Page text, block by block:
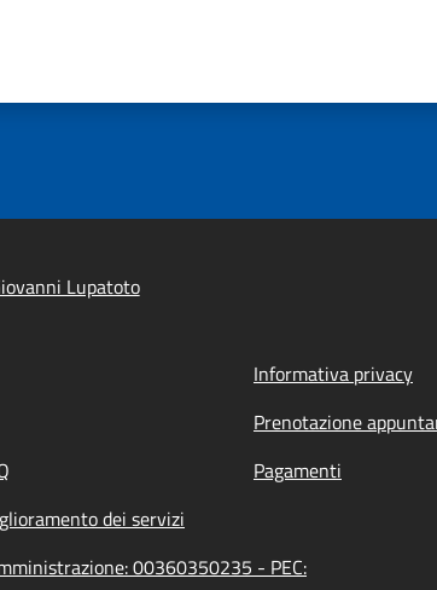
Lupatoto
Informativa privacy
Prenotazione
Pagamenti
dei servizi
00360350235 - PEC: